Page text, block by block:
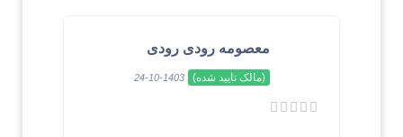
معصومه رودی رودی
(مالک تایید شده) 1403-10-24